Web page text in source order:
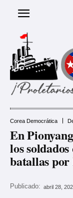
Corea Democrática
En
los
batallas
Publicado: abril 28,